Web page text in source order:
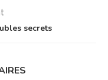
secrets